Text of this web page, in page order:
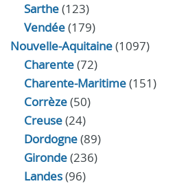
Sarthe(123)
Vendée(179)
Nouvelle-Aquitaine(1097)
Charente(72)
Charente-Maritime(151)
Corrèze(50)
Creuse(24)
Dordogne(89)
Gironde(236)
Landes(96)